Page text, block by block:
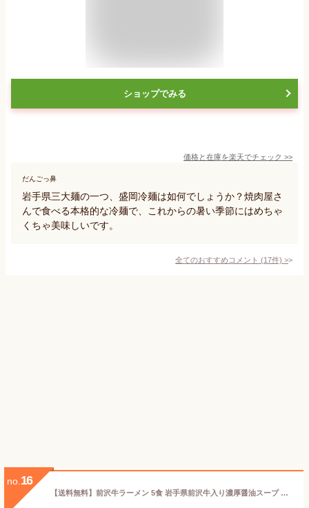
ショップでみる
価格と在庫を楽天でチェック >>
だんごっ鼻
岩手県三大麺の一つ、盛岡冷麺は如何でしょうか？焼肉屋さ
んで食べる本格的な冷麺で、これからの暑い季節にはめちゃ
くちゃ美味しいです。
全てのおすすめコメント (17件) >
no. 16
【送料無料】前沢牛ラーメン 5食 岩手県前沢牛入り濃厚醤油スープ 小山製麺 岩手 お土産 らーめん